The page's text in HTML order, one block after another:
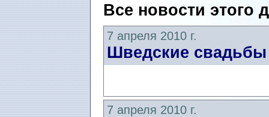
Все новости этого
7 апреля 2010 г.
Шведские свадьбы
7 апреля 2010 г.